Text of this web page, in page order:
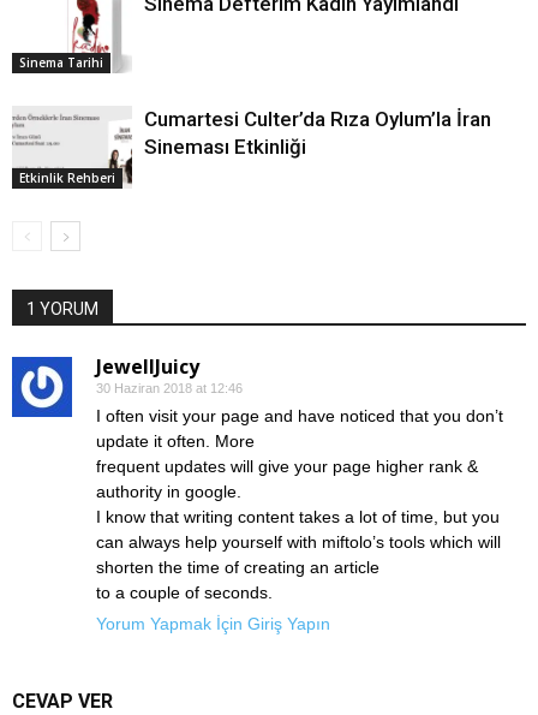
Sinema Tarihi
Etkinlik Rehberi
Cumartesi Culter’da Rıza Oylum’la İran
Sineması Etkinliği
1 YORUM
JewellJuicy
30 Haziran 2018 at 12:46
I often visit your page and have noticed that you don’t
update it often. More
frequent updates will give your page higher rank &
authority in google.
I know that writing content takes a lot of time, but you
can always help yourself with miftolo’s tools which will
shorten the time of creating an article
to a couple of seconds.
Yorum Yapmak İçin Giriş Yapın
CEVAP VER